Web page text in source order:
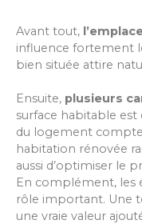
Avant tout,
influence fortement
bien située attire
Ensuite, plusieurs
surface habitable est
du logement
habitation rénovée
aussi d’optimiser le
En complément, les
rôle important. Une
une vraie valeur